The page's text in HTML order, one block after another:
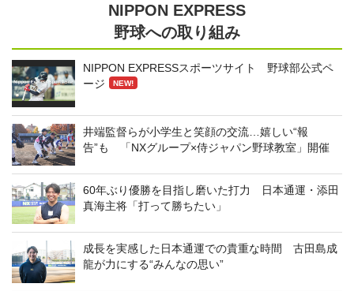
NIPPON EXPRESS
野球への取り組み
NIPPON EXPRESSスポーツサイト 野球部公式ペ
ージ
NEW!
井端監督らが小学生と笑顔の交流…嬉しい“報
告”も 「NXグループ×侍ジャパン野球教室」開催
60年ぶり優勝を目指し磨いた打力 日本通運・添田
真海主将「打って勝ちたい」
成長を実感した日本通運での貴重な時間 古田島成
龍が力にする“みんなの思い”